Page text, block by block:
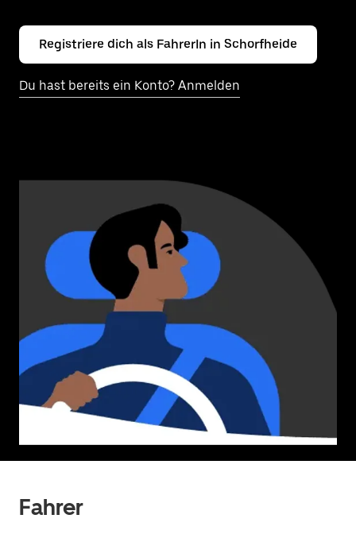
Registriere dich als FahrerIn in Schorfheide
Du hast bereits ein Konto? Anmelden
Fahrer